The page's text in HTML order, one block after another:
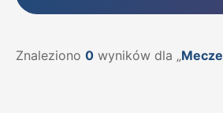
Znaleziono 0 wyników dla „Mecze